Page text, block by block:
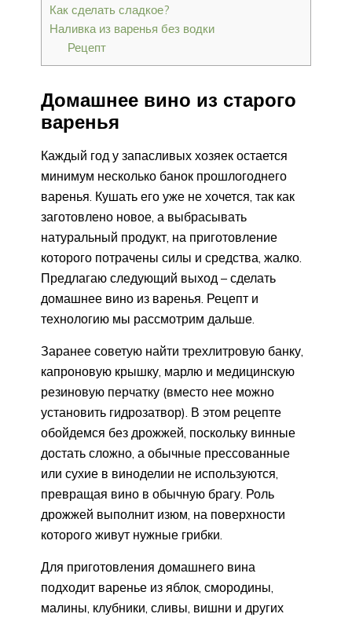
Как сделать сладкое?
Наливка из варенья без водки
Рецепт
Домашнее вино из старого
варенья
Каждый год у запасливых хозяек остается
минимум несколько банок прошлогоднего
варенья. Кушать его уже не хочется, так как
заготовлено новое, а выбрасывать
натуральный продукт, на приготовление
которого потрачены силы и средства, жалко.
Предлагаю следующий выход – сделать
домашнее вино из варенья. Рецепт и
технологию мы рассмотрим дальше.
Заранее советую найти трехлитровую банку,
капроновую крышку, марлю и медицинскую
резиновую перчатку (вместо нее можно
установить гидрозатвор). В этом рецепте
обойдемся без дрожжей, поскольку винные
достать сложно, а обычные прессованные
или сухие в виноделии не используются,
превращая вино в обычную брагу. Роль
дрожжей выполнит изюм, на поверхности
которого живут нужные грибки.
Для приготовления домашнего вина
подходит варенье из яблок, смородины,
малины, клубники, сливы, вишни и других